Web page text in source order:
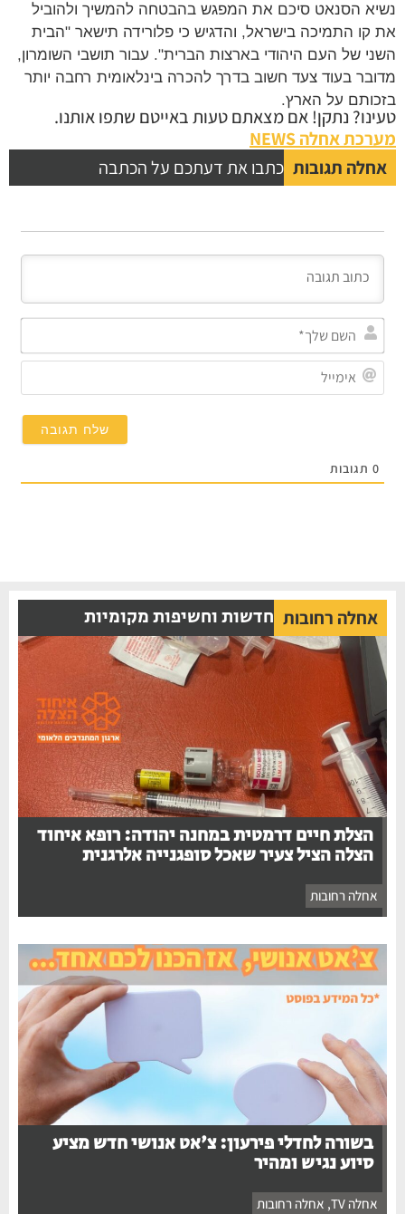
נשיא הסנאט סיכם את המפגש בהבטחה להמשיך ולהוביל
את קו התמיכה בישראל, והדגיש כי פלורידה תישאר "הבית
השני של העם היהודי בארצות הברית". עבור תושבי השומרון,
מדובר בעוד צעד חשוב בדרך להכרה בינלאומית רחבה יותר
בזכותם על הארץ.
טעינו? נתקן! אם מצאתם טעות באייטם שתפו אותנו.
מערכת אחלה NEWS
אחלה תגובות כתבו את דעתכם על הכתבה
0תגובות
אחלה רחובות חדשות וחשיפות מקומיות
הצלת חיים דרמטית במחנה יהודה: רופא איחוד
הצלה הציל צעיר שאכל סופגנייה אלרגנית
אחלה רחובות
בשורה לחדלי פירעון: צ'אט אנושי חדש מציע
סיוע נגיש ומהיר
אחלה TV , אחלה רחובות